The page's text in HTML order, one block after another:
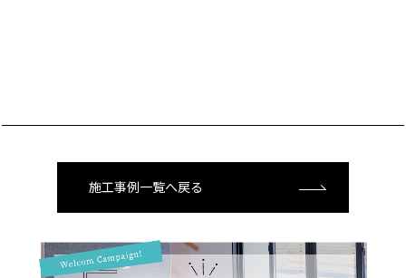
施工事例一覧へ戻る